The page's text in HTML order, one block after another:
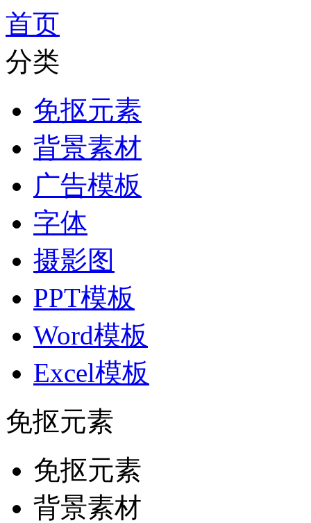
首页
分类
免抠元素
背景素材
广告模板
字体
摄影图
PPT模板
Word模板
Excel模板
免抠元素
免抠元素
背景素材